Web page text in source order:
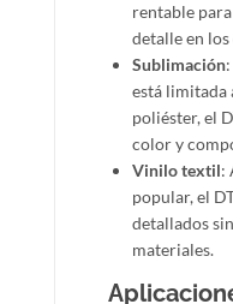
rentable
detalle en los
Sublimación
está limitada
poliéster, el
color y
Vinilo textil:
popular, el
detallados
materiales.